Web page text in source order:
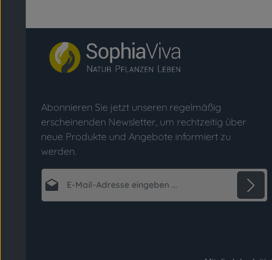
Abonnieren Sie jetzt unseren regelmäßig
erscheinenden Newsletter, um rechtzeitig über
neue Produkte und Angebote informiert zu
werden.